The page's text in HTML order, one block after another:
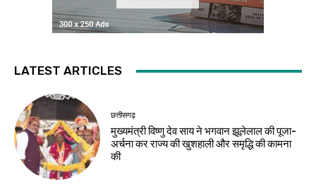
LATEST ARTICLES
छत्तीसगढ़
मुख्यमंत्री विष्णु देव साय ने भगवान झूलेलाल की पूजा-
अर्चना कर राज्य की खुशहाली और समृद्धि की कामना
की